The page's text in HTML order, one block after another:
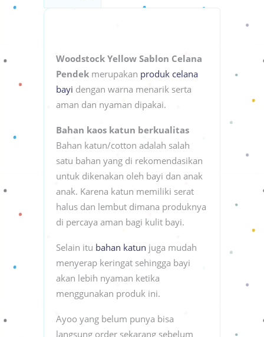
Woodstock Yellow Sablon Celana
Pendek merupakan produk celana
bayi dengan warna menarik serta
aman dan nyaman dipakai.
Bahan kaos katun berkualitas
Bahan katun/cotton adalah salah
satu bahan yang di rekomendasikan
untuk dikenakan oleh bayi dan anak
anak. Karena katun memiliki serat
halus dan lembut dimana produknya
di percaya aman bagi kulit bayi.
Selain itu bahan katun juga mudah
menyerap keringat sehingga bayi
akan lebih nyaman ketika
menggunakan produk ini.
Ayoo yang belum punya bisa
langsung order sekarang sebelum